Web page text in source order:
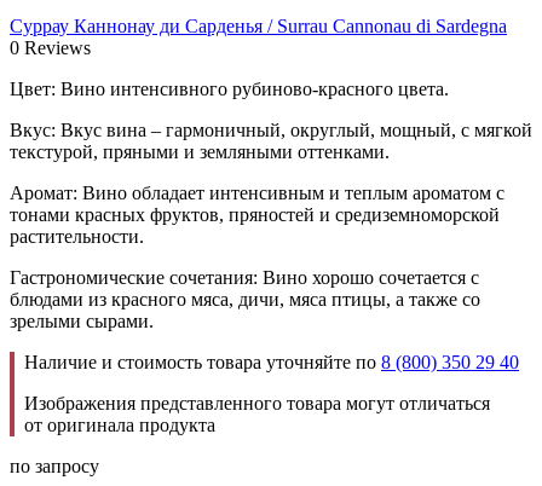
Суррау Каннонау ди Сарденья / Surrau Cannonau di Sardegna
0 Reviews
Цвет: Вино интенсивного рубиново-красного цвета.
Вкус: Вкус вина – гармоничный, округлый, мощный, с мягкой
текстурой, пряными и земляными оттенками.
Аромат: Вино обладает интенсивным и теплым ароматом с
тонами красных фруктов, пряностей и средиземноморской
растительности.
Гастрономические сочетания: Вино хорошо сочетается с
блюдами из красного мяса, дичи, мяса птицы, а также со
зрелыми сырами.
Наличие и стоимость товара уточняйте по 8 (800) 350 29 40
Изображения представленного товара могут отличаться
от оригинала продукта
по запросу